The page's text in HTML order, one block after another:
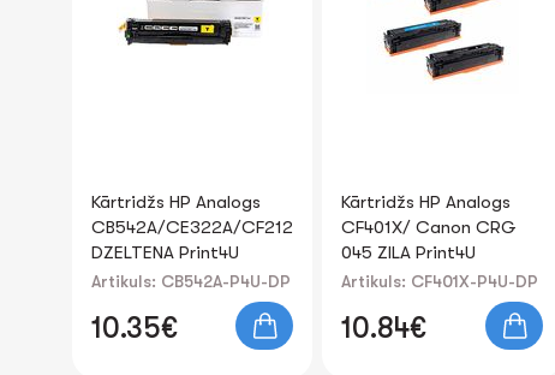
CRG716
Kārtridžs HP Analogs
CF401X/ Canon CRG
045 ZILA Print4U
Artikuls: CF401X-P4U-DP
10.84€
Kārtridžs Samsung
Analogs MLT-D1092S
Print4U
Artikuls: MLT-D1092S-
13.88€